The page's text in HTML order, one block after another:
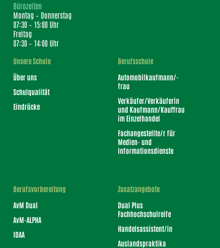
Bürozeiten
Montag – Donnerstag
07:30 – 15:00 Uhr
Freitag
07:30 – 14:00 Uhr
Unsere Schule
Über uns
Schulqualität
Eindrücke
Berufsschule
Automobilkaufmann/-
frau
Verkäufer/Verkäuferin
und Kaufmann/Kauffrau
im Einzelhandel
Fachangestellte/r für
Medien- und
Informationsdienste
Berufsvorbereitung
AvM Dual
AvM-ALPHA
IDAA
Zusatzangebote
Dual Plus
Fachhochschulreife
Handelsassistent/in
Auslandspraktika